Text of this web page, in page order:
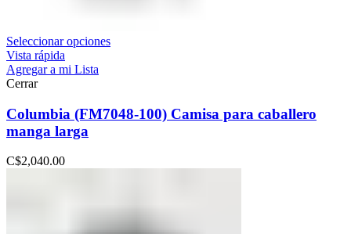
Seleccionar opciones
Vista rápida
Agregar a mi Lista
Cerrar
Columbia (FM7048-100) Camisa para caballero
manga larga
C$2,040.00